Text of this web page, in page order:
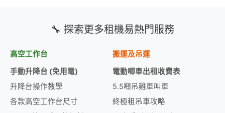
🔧 探索更多租機易熱門服務
高空工作台
手動升降台 (免用電)
升降台操作教學
各款高空工作台尺寸
搬運及吊運
電動唧車出租收費表
5.5噸吊雞車叫車
終極租吊車攻略